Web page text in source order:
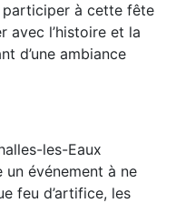
participer à cette fête
avec l’histoire et la
d’une ambiance
les-Eaux
un événement à ne
feu d’artifice, les